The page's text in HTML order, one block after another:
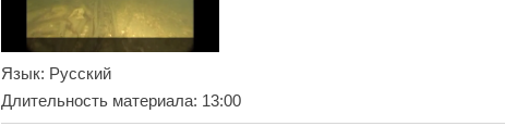
Язык: Русский
Длительность материала: 13:00